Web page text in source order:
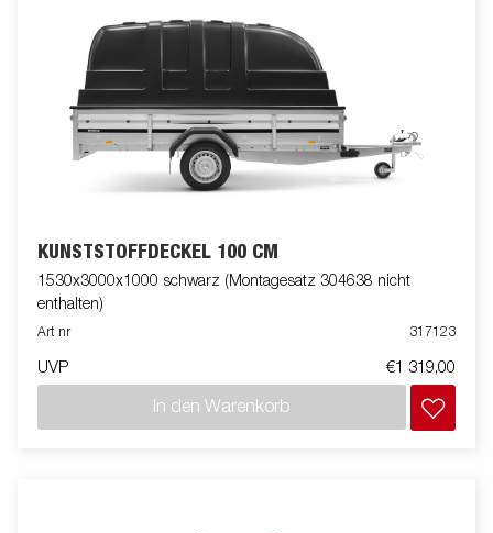
KUNSTSTOFFDECKEL 100 CM
1530x3000x1000 schwarz (Montagesatz 304638 nicht
enthalten)
Art nr 317123
UVP €1 319,00
In den Warenkorb